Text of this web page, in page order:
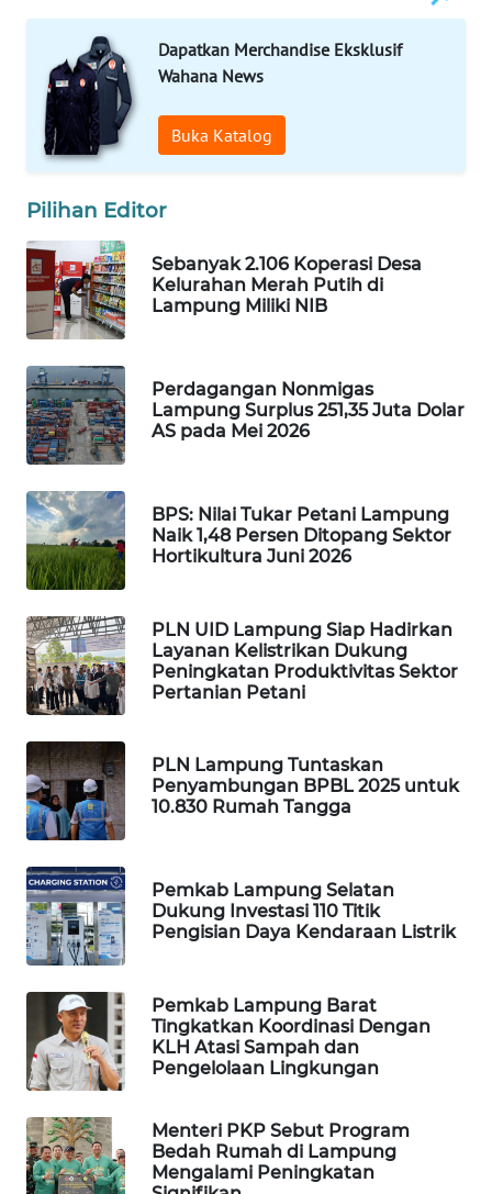
Dapatkan Merchandise Eksklusif
Wahana News
Buka Katalog
Pilihan Editor
Sebanyak 2.106 Koperasi Desa
Kelurahan Merah Putih di
Lampung Miliki NIB
Perdagangan Nonmigas
Lampung Surplus 251,35 Juta Dolar
AS pada Mei 2026
BPS: Nilai Tukar Petani Lampung
Naik 1,48 Persen Ditopang Sektor
Hortikultura Juni 2026
PLN UID Lampung Siap Hadirkan
Layanan Kelistrikan Dukung
Peningkatan Produktivitas Sektor
Pertanian Petani
PLN Lampung Tuntaskan
Penyambungan BPBL 2025 untuk
10.830 Rumah Tangga
Pemkab Lampung Selatan
Dukung Investasi 110 Titik
Pengisian Daya Kendaraan Listrik
Pemkab Lampung Barat
Tingkatkan Koordinasi Dengan
KLH Atasi Sampah dan
Pengelolaan Lingkungan
Menteri PKP Sebut Program
Bedah Rumah di Lampung
Mengalami Peningkatan
WAHANA
HEALTH
WAHANA
DESA
WISATA
LAPAK
Wahana
Network
KONSUMEN
LISTRIK
MASYARAKAT
KELISTRIKAN
WALINKI
ID
ID
MARTABAT
NET
PLN
WATCH
LPKKI
LKKI
KOPEKLIN
PORTAL
FORWAMKI